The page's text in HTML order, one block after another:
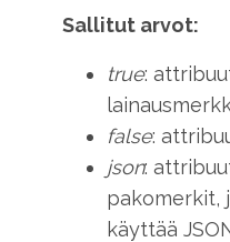
Sallitut arvot:
true:
false:
json:
pakomerkit,
käyttää